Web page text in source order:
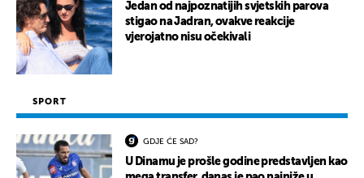
Jedan od najpoznatijih svjetskih parova
stigao na Jadran, ovakve reakcije
vjerojatno nisu očekivali
SPORT
GDJE ĆE SAD?
U Dinamu je prošle godine predstavljen kao